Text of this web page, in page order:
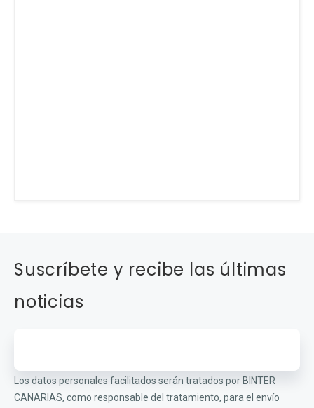
Suscríbete y recibe las últimas
noticias
Los datos personales facilitados serán tratados por BINTER
CANARIAS, como responsable del tratamiento, para el envío